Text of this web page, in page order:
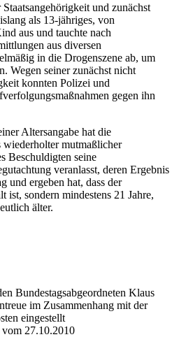
und zunächst
als 13-jähriges, von
aus und tauchte nach
aus diversen
in die Drogenszene ab, um
Wegen seiner zunächst nicht
konnten Polizei und
gegen ihn
Altersangabe hat die
wiederholter mutmaßlicher
Beschuldigten seine
veranlasst, deren Ergebnis
und ergeben hat, dass der
ist, sondern mindestens 21 Jahre,
älter.
Bundestagsabgeordneten Klaus
im Zusammenhang mit der
eingestellt
27.10.2010